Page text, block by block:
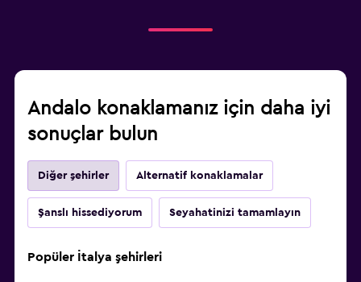
Andalo konaklamanız için daha iyi
sonuçlar bulun
Diğer şehirler Alternatif konaklamalar
Şanslı hissediyorum Seyahatinizi tamamlayın
Popüler İtalya şehirleri